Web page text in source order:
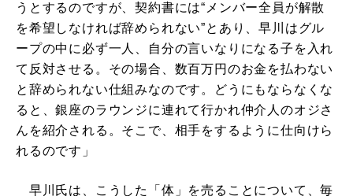
うとするのですが、契約書には“メンバー全員が解散
を希望しなければ辞められない”とあり、早川はグル
ープの中に必ず一人、自分の言いなりになる子を入れ
て反対させる。その場合、数百万円のお金を払わない
と辞められない仕組みなのです。どうにもならなくな
ると、銀座のラウンジに連れて行かれ仲介人のオジさ
んを紹介される。そこで、相手をするように仕向けら
れるのです」
早川氏は、こうした「体」を売ることについて、毎